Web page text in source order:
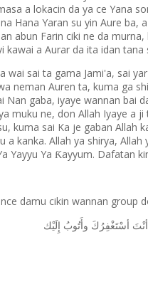
a lokacin da ya ce Yana
Hana Yaran su yin Aure ba,
abun Farin ciki ne da
a Aurar da ita idan tana
wai sai ta gama Jami'a, sai
neman Auren ta, kuma ga
gaba, iyaye wannan bai
muku ne, don Allah Iyaye a
kuma sai Ka je gaban Allah
a kanka. Allah ya shirya,
Yayyu Ya Ƙayyum. Dafatan
damu cikin wannan group
ﺃﻧْﺖَ ﺃﺳْﺘَﻐْﻔِﺮُﻙَ ﻭﺃَﺗُﻮﺏُ ﺇِﻟَﻴْﻚ